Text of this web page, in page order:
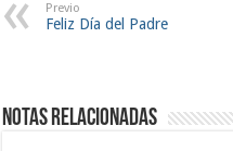
Previo
Feliz Día del Padre
Notas Relacionadas